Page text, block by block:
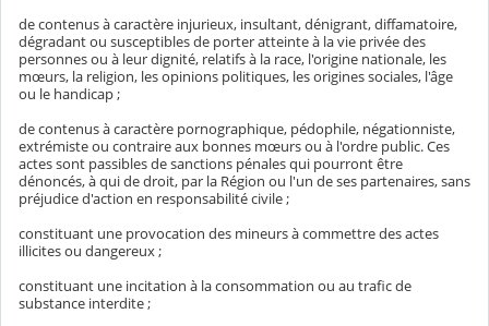
de contenus à caractère injurieux, insultant, dénigrant, diffamatoire,
dégradant ou susceptibles de porter atteinte à la vie privée des
personnes ou à leur dignité, relatifs à la race, l'origine nationale, les
mœurs, la religion, les opinions politiques, les origines sociales, l'âge
ou le handicap ;
de contenus à caractère pornographique, pédophile, négationniste,
extrémiste ou contraire aux bonnes mœurs ou à l'ordre public. Ces
actes sont passibles de sanctions pénales qui pourront être
dénoncés, à qui de droit, par la Région ou l'un de ses partenaires, sans
préjudice d'action en responsabilité civile ;
constituant une provocation des mineurs à commettre des actes
illicites ou dangereux ;
constituant une incitation à la consommation ou au trafic de
substance interdite ;